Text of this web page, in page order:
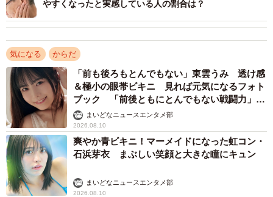
「ワキ毛のケアをしている方」と「ケア方法」を3年前とデータ比較（出
典：男性の美容皮膚科『メンズリゼ』調べ）
また、「ワキ毛のケアをしている」人の割合を2022年と比
較すると、22.4%から45.6％と約2倍増加していることがわ
かりました。
年代別では40代が最も増えており、16.1%から55.0%と38.9
ポイントの増加となっています。
やすくなったと実感している人の割合は？
気になる からだ
「前も後ろもとんでもない」東雲うみ 透け感
＆極小の眼帯ビキニ 見れば元気になるフォト
ブック 「前後ともにとんでもない戦闘力」
「桃ダイナマイトがすごい」
まいどなニュースエンタメ部
2026.08.10
爽やか青ビキニ！マーメイドになった虹コン・
石浜芽衣 まぶしい笑顔と大きな瞳にキュン
まいどなニュースエンタメ部
2026.08.10